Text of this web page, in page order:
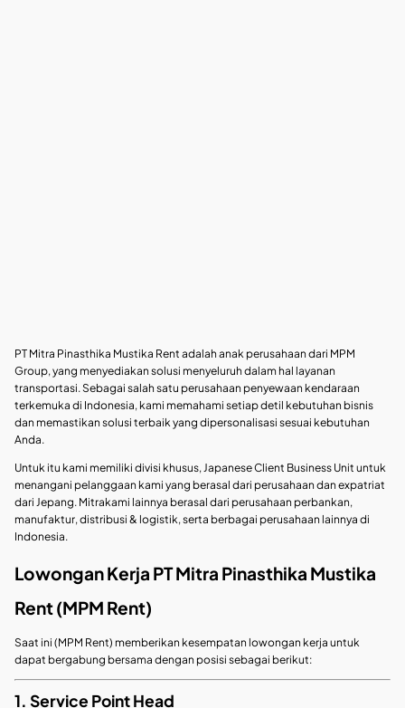
PT Mitra Pinasthika Mustika Rent adalah anak perusahaan dari MPM
Group, yang menyediakan solusi menyeluruh dalam hal layanan
transportasi. Sebagai salah satu perusahaan penyewaan kendaraan
terkemuka di Indonesia, kami memahami setiap detil kebutuhan bisnis
dan memastikan solusi terbaik yang dipersonalisasi sesuai kebutuhan
Anda.
Untuk itu kami memiliki divisi khusus, Japanese Client Business Unit untuk
menangani pelanggaan kami yang berasal dari perusahaan dan expatriat
dari Jepang. Mitrakami lainnya berasal dari perusahaan perbankan,
manufaktur, distribusi & logistik, serta berbagai perusahaan lainnya di
Indonesia.
Lowongan Kerja PT Mitra Pinasthika Mustika
Rent (MPM Rent)
Saat ini (MPM Rent) memberikan kesempatan lowongan kerja untuk
dapat bergabung bersama dengan posisi sebagai berikut:
1. Service Point Head